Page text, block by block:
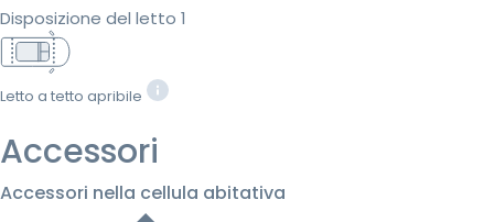
Disposizione del letto 1
Letto a tetto apribile
Accessori
Accessori nella cellula abitativa